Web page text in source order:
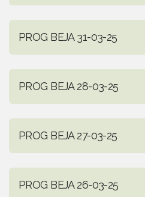
PROG BEJA 31-03-25
PROG BEJA 28-03-25
PROG BEJA 27-03-25
PROG BEJA 26-03-25